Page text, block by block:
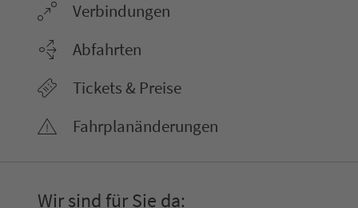
Ver­bin­dungen
Abfahrten
Tickets & Preise
Fahr­plan­ände­rungen
Wir sind für Sie da: